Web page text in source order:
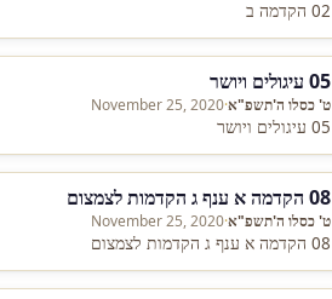
02 הקדמה ב
05 עיגולים ויושר
ט' כסלו ה'תשפ"א·
November 25, 2020
05 עיגולים ויושר
08 הקדמה א ענף ג הקדמות לצמצום
ט' כסלו ה'תשפ"א·
November 25, 2020
08 הקדמה א ענף ג הקדמות לצמצום